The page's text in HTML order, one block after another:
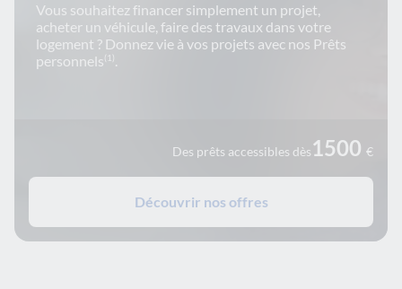
Vous souhaitez financer simplement un projet,
acheter un véhicule, faire des travaux dans votre
logement ? Donnez vie à vos projets avec nos Prêts
personnels (1).
Des prêts accessibles dès1500 €
Découvrir nos offres